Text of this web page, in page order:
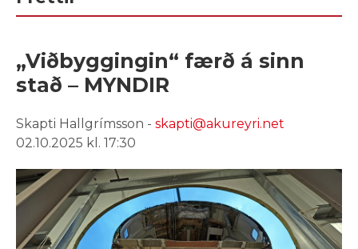
„Viðbyggingin“ færð á sinn
stað – MYNDIR
Skapti Hallgrímsson - skapti@akureyri.net
02.10.2025 kl. 17:30